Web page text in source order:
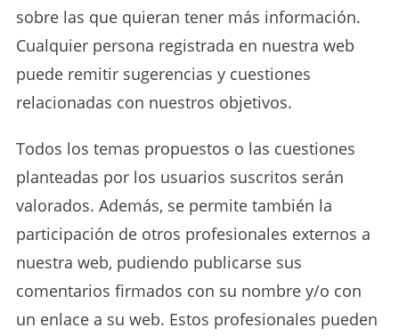
sobre las que quieran tener más información.
Cualquier persona registrada en nuestra web
puede remitir sugerencias y cuestiones
relacionadas con nuestros objetivos.
Todos los temas propuestos o las cuestiones
planteadas por los usuarios suscritos serán
valorados. Además, se permite también la
participación de otros profesionales externos a
nuestra web, pudiendo publicarse sus
comentarios firmados con su nombre y/o con
un enlace a su web. Estos profesionales pueden